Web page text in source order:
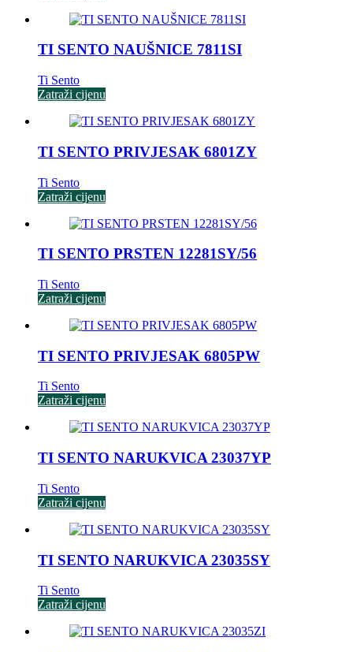
TI SENTO NAUŠNICE 7811SI
Ti Sento
Zatraži cijenu
TI SENTO PRIVJESAK 6801ZY
Ti Sento
Zatraži cijenu
TI SENTO PRSTEN 12281SY/56
Ti Sento
Zatraži cijenu
TI SENTO PRIVJESAK 6805PW
Ti Sento
Zatraži cijenu
TI SENTO NARUKVICA 23037YP
Ti Sento
Zatraži cijenu
TI SENTO NARUKVICA 23035SY
Ti Sento
Zatraži cijenu